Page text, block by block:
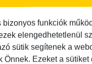
Busszal
bizonyos funkciók
elengedhetetlenül
sütik segítenek a
Önnek. Ezeket a